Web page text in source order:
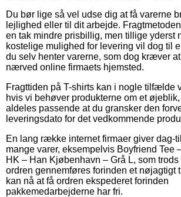
Du bør lige så vel udse dig at få varerne
lejlighed eller til dit arbejde.
en tak mindre prisbillig, men tillige yderst
kostelige mulighed for levering vil dog til
du selv henter varerne, som dog kræver
nærved online firmaets hjemsted.
Fragttiden på T-shirts kan i nogle tilfælde
hvis vi behøver produkterne om et
aldeles passende at du gransker den
leveringsdato for det vedkommende
En lang række internet firmaer giver dag-
mange varer, eksempelvis Boyfriend Tee
HK – Han Kjøbenhavn – Grå L, som
ordren gennemføres forinden et nøjagtigt
kan nå at få ordren ekspederet forinden
pakkemedarbejderne har fri.